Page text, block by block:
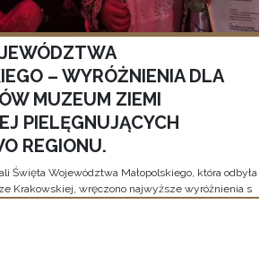
– WYRÓŻNIENIA DLA
MUZEUM ZIEMI
PIELĘGNUJĄCYCH
REGIONU.
Święta Województwa Małopolskiego, która odbyła
Krakowskiej, wręczono najwyższe wyróżnienia s